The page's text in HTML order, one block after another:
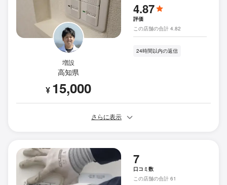
増設
高知県
¥ 15,000
4.87
評価
この店舗の合計 4.82
24時間以内の返信
さらに表示
7
口コミ数
この店舗の合計 61